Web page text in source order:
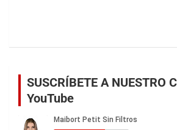
SUSCRÍBETE A NUESTRO
YouTube